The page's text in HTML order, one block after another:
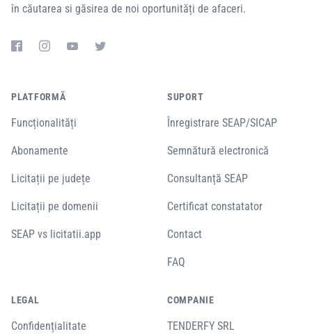
în căutarea si găsirea de noi oportunități de afaceri.
PLATFORMĂ
Funcționalități
Abonamente
Licitații pe județe
Licitații pe domenii
SEAP vs licitatii.app
SUPORT
Înregistrare SEAP/SICAP
Semnătură electronică
Consultanță SEAP
Certificat constatator
Contact
FAQ
LEGAL
Confidențialitate
COMPANIE
TENDERFY SRL